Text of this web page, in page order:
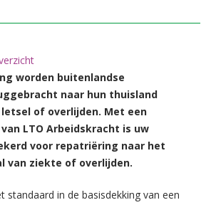
worden buitenlandse
naar hun thuisland
of overlijden. Met een
LTO Arbeidskracht is uw
voor repatriëring naar het
van ziekte of overlijden.
standaard in de basisdekking van een